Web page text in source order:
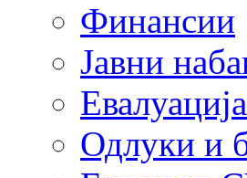
Финансии
Јавни
Одлуки и